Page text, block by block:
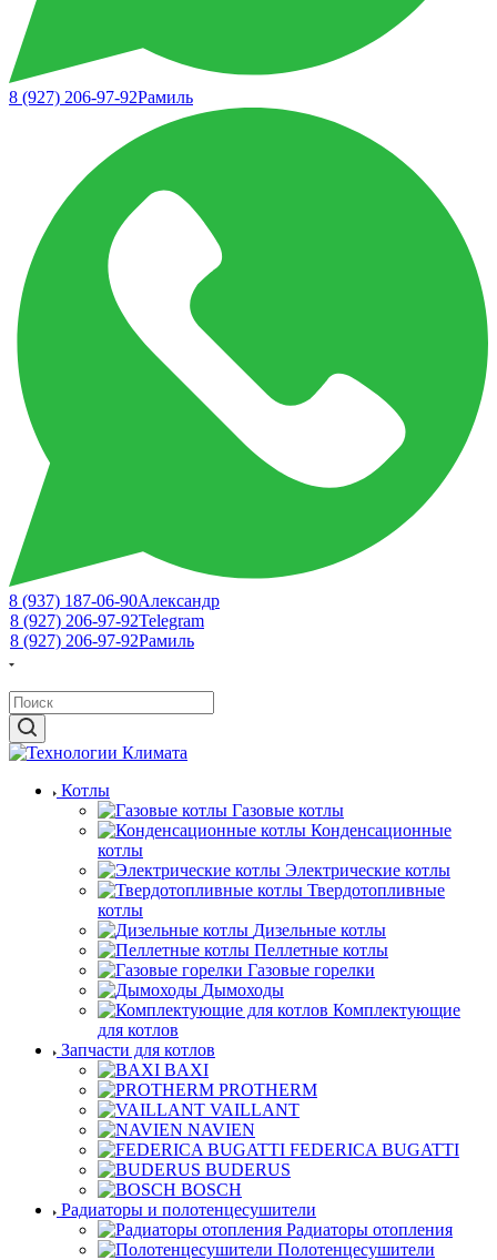
8 (927) 206-97-92Рамиль
8 (937) 187-06-90Александр
8 (927) 206-97-92Telegram
8 (927) 206-97-92Рамиль
Котлы
Газовые котлы
Конденсационные
котлы
Электрические котлы
Твердотопливные
котлы
Дизельные котлы
Пеллетные котлы
Газовые горелки
Дымоходы
Комплектующие
для котлов
Запчасти для котлов
BAXI
PROTHERM
VAILLANT
NAVIEN
FEDERICA BUGATTI
BUDERUS
BOSCH
Радиаторы и полотенцесушители
Радиаторы отопления
Полотенцесушители